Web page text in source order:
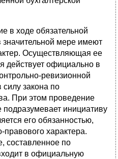
в ходе обязательной
значительной мере имеют
Осуществляющая ее
действует официально в
ревизионной
силу закона по
При этом проведение
подразумевает инициативу
его обязанностью,
характера.
составленное по
в официальную